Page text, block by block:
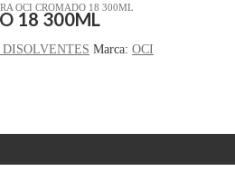
OCI CROMADO 18 300ML
18 300ML
Marca: OCI